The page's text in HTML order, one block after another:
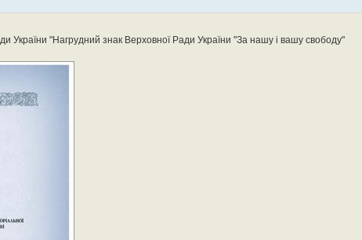
України "Нагрудний знак Верховної Ради України "За нашу і вашу свободу"